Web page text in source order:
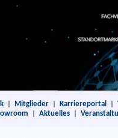
Mitglieder Karriereportal
Aktuelles